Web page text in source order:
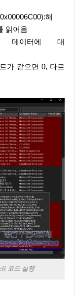
해
읽어옴
데이터에 대
가 같으면 0, 다르
코드 실행